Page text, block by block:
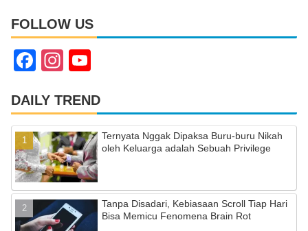
FOLLOW US
F
c
e
b
o
o
k
In
a
gr
a
m
u
T
u
b
e
C
DAILY TREND
Ternyata Nggak Dipaksa Buru-buru Nikah
oleh Keluarga adalah Sebuah Privilege
Tanpa Disadari, Kebiasaan Scroll Tiap Hari
Bisa Memicu Fenomena Brain Rot